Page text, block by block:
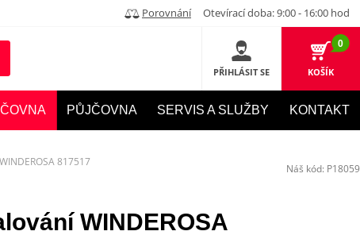
Porovnání Otevírací doba: 9:00 - 16:00 hod
PŘIHLÁSIT SE
0
KOŠÍK
PŮJČOVNA SERVIS A SLUŽBY KONTAKT
817517
WINDEROSA
Náš kód: P18059